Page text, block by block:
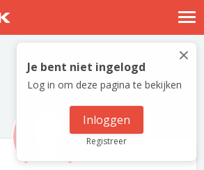
Nostalgische verhalen
Log in
Meld je gratis aan
×
Je bent niet ingelogd
Log in om deze pagina te bekijken
Inloggen
Registreer